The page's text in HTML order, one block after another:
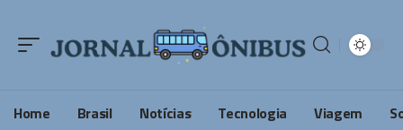
Home Brasil Notícias Tecnologia Viagem